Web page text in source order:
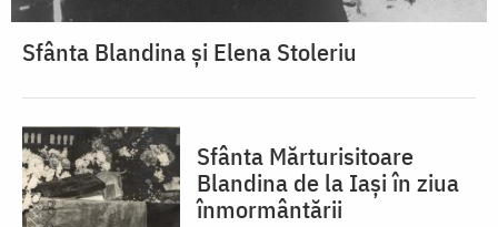
Sfânta Blandina și Elena Stoleriu
Sfânta Mărturisitoare
Blandina de la Iași în ziua
înmormântării